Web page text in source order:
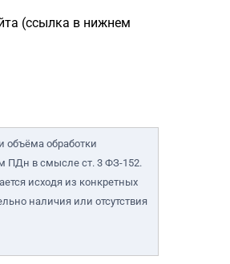
(ссылка в нижнем
объёма обработки
ПДн в смысле ст. 3 ФЗ-152.
исходя из конкретных
наличия или отсутствия